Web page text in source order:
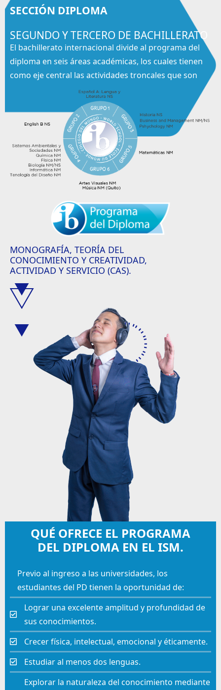
SECCIÓN DIPLOMA
SEGUNDO Y TERCERO DE BACHILLERATO
El bachillerato internacional divide al programa del
diploma en seis áreas académicas, los cuales tienen
como eje central las actividades troncales que son
MONOGRAFÍA, TEORÍA DEL
CONOCIMIENTO Y CREATIVIDAD,
ACTIVIDAD Y SERVICIO (CAS).
QUÉ OFRECE EL PROGRAMA
DEL DIPLOMA EN EL ISM.
Previo al ingreso a las universidades, los
estudiantes del PD tienen la oportunidad de:
Lograr una excelente amplitud y profundidad de
sus conocimientos.
Crecer física, intelectual, emocional y éticamente.
Estudiar al menos dos lenguas.
Explorar la naturaleza del conocimiento mediante